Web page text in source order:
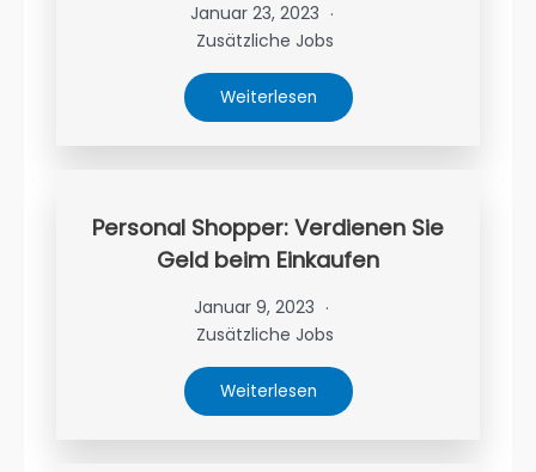
Januar 23, 2023
Zusätzliche Jobs
Weiterlesen
Personal Shopper: Verdienen Sie
Geld beim Einkaufen
Januar 9, 2023
Zusätzliche Jobs
Weiterlesen